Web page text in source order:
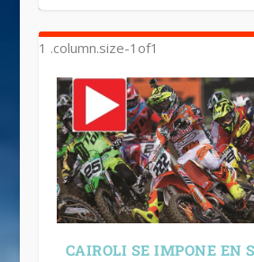
CAIROLI SE IMPONE EN